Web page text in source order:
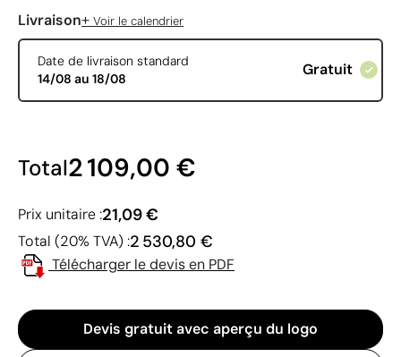
Livraison+ Voir le calendrier
Date de livraison standard
14/08 au 18/08
Gratuit
Total2 109,00 €
Prix unitaire :21,09 €
Total (20% TVA) :2 530,80 €
Télécharger le devis en PDF
Devis gratuit avec aperçu du logo